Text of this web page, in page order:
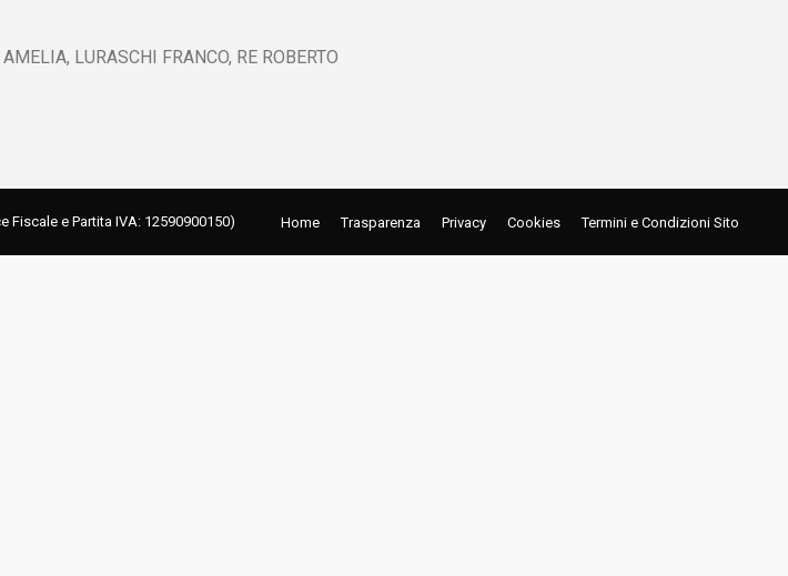
LURASCHI FRANCO, RE ROBERTO
e Partita IVA: 12590900150) Home Trasparenza Privacy Cookies Termini e Condizioni Sito